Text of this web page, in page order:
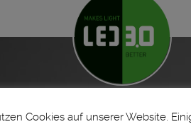
Cookies auf unserer Website.